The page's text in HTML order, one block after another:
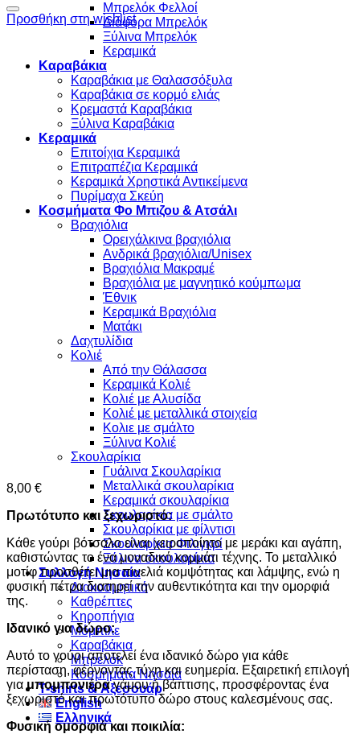
Μπρελόκ Φελλοί
Διάφορα Μπρελόκ
Ξύλινα Μπρελόκ
Κεραμικά
Καραβάκια
Καραβάκια με Θαλασσόξυλα
Καραβάκια σε κορμό ελιάς
Κρεμαστά Καραβάκια
Ξύλινα Καραβάκια
Κεραμικά
Επιτοίχια Κεραμικά
Επιτραπέζια Κεραμικά
Κεραμικά Χρηστικά Αντικείμενα
Πυρίμαχα Σκεύη
Κοσμήματα Φο Μπιζου & Ατσάλι
Βραχιόλια
Oρειχάλκινα βραχιόλια
Ανδρικά βραχιόλια/Unisex
Βραχιόλια Μακραμέ
Βραχιόλια με μαγνητικό κούμπωμα
Έθνικ
Κεραμικά Βραχιόλια
Ματάκι
Δαχτυλίδια
Κολιέ
Από την Θάλασσα
Κεραμικά Κολιέ
Κολιέ με Αλυσίδα
Κολιέ με μεταλλικά στοιχεία
Κολιε με σμάλτο
Ξύλινα Κολιέ
Σκουλαρίκια
Γυάλινα Σκουλαρίκια
Μεταλλικά σκουλαρίκια
Κεραμικά σκουλαρίκια
Σκουλαρίκια με σμάλτο
Σκουλαρίκια με φίλντισι
Σκουλαρίκια Φιλιγκρί
Ξύλινα σκουλαρίκια
Συλλογή Νησαία
Διακοσμητικά
Καθρέπτες
Κηροπήγια
Μόμπιλε
Καραβάκια
Μπρελόκ
Κοσμήματα Νησαία
Τ-shirts & Αξεσουάρ
English
Ελληνικά
Προσθήκη στη wishlist
8,00 €
Πρωτότυπο και ξεχωριστό:
Κάθε γούρι βότσαλο είναι χειροποίητο με μεράκι και αγάπη,
καθιστώντας το ένα μοναδικό κομμάτι τέχνης. Το μεταλλικό
μοτίφ προσθέτει μια πινελιά κομψότητας και λάμψης, ενώ η
φυσική πέτρα διατηρεί την αυθεντικότητα και την ομορφιά
της.
Ιδανικό για δώρο:
Αυτό το γούρι αποτελεί ένα ιδανικό δώρο για κάθε
περίσταση, φέρνοντας τύχη και ευημερία. Εξαιρετική επιλογή
γιαμπομπονιέραγάμου ή βάπτισης, προσφέροντας ένα
ξεχωριστό και πρωτότυπο δώρο στους καλεσμένους σας.
Φυσική ομορφιά και ποικιλία: